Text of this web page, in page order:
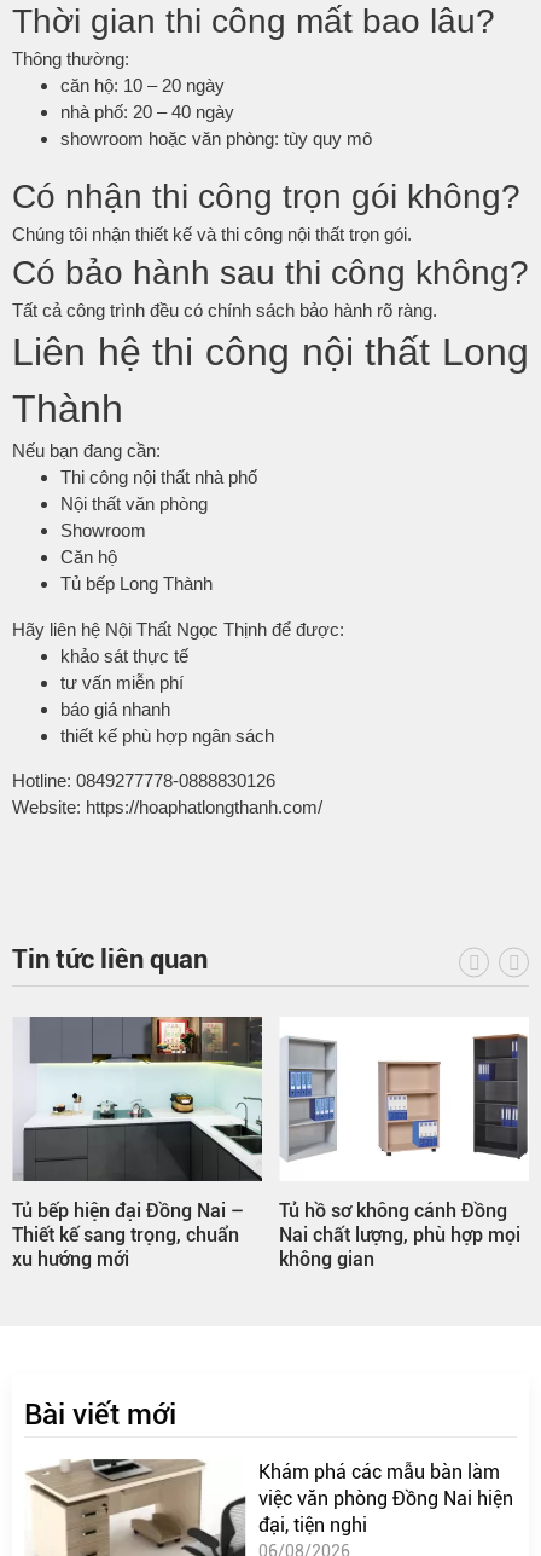
Thời gian thi công mất bao lâu?
Thông thường:
căn hộ: 10 – 20 ngày
nhà phố: 20 – 40 ngày
showroom hoặc văn phòng: tùy quy mô
Có nhận thi công trọn gói không?
Chúng tôi nhận thiết kế và thi công nội thất trọn gói.
Có bảo hành sau thi công không?
Tất cả công trình đều có chính sách bảo hành rõ ràng.
Liên hệ thi công nội thất Long
Thành
Nếu bạn đang cần:
Thi công nội thất nhà phố
Nội thất văn phòng
Showroom
Căn hộ
Tủ bếp Long Thành
Hãy liên hệ Nội Thất Ngọc Thịnh để được:
khảo sát thực tế
tư vấn miễn phí
báo giá nhanh
thiết kế phù hợp ngân sách
Hotline: 0849277778-0888830126
Website: https://hoaphatlongthanh.com/
Tin tức liên quan
Nai –
chuẩn
Tủ hồ sơ không cánh Đồng
Nai chất lượng, phù hợp mọi
không gian
Cụm bàn làm việc
đẹp, hiện đại, thiết
Bài viết mới
Khám phá các mẫu bàn làm
việc văn phòng Đồng Nai hiện
đại, tiện nghi
06/08/2026